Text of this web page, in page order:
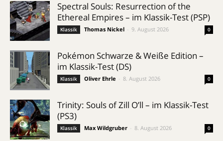
Spectral Souls: Resurrection of the
Ethereal Empires – im Klassik-Test (PSP)
Klassik Thomas Nickel 9. August 2026 0
Pokémon Schwarze & Weiße Edition –
im Klassik-Test (DS)
Klassik Oliver Ehrle 8. August 2026 0
Trinity: Souls of Zill O’ll – im Klassik-Test
(PS3)
Klassik Max Wildgruber 8. August 2026 0